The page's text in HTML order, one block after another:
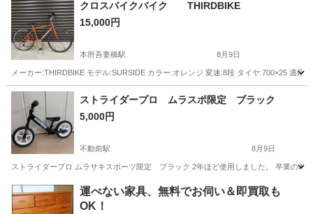
クロスバイクバイク THIRDBIKE
15,000円
本所吾妻橋駅 8月9日
メーカー:THIRDBIKE モデル:SURSIDE カラー:オレンジ 変速:8段 タイヤ:700×25 適
東京 墨田区 本所吾妻橋駅 クロスバイク
ストライダープロ ムラスポ限定 ブラック
5,000円
不動前駅 8月9日
ストライダープロ ムラサキスポーツ限定 ブラック 2年ほど使用しました。 卒業の為
東京 品川区 不動前駅 その他
運べない家具、無料でお伺い＆即買取も
OK！